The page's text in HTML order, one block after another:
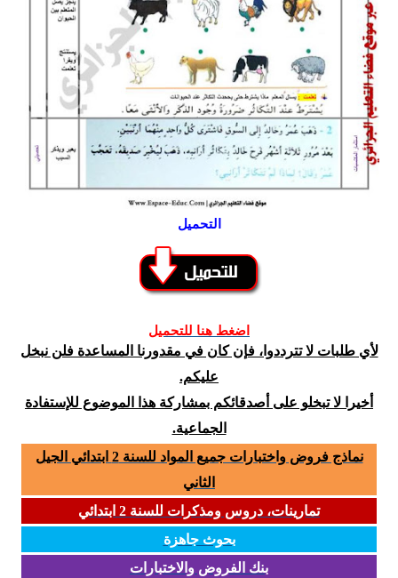
التحميل
اضغط هنا للتحميل
لأي طلبات لا تترددوا، فإن كان في مقدورنا المساعدة فلن نبخل
عليكم.
أخيرا لا تبخلو على أصدقائكم بمشاركة هذا الموضوع للإستفادة
الجماعية.
نماذج فروض واختبارات جميع المواد للسنة 2 ابتدائي الجيل
الثاني
تمارينات، دروس ومذكرات للسنة 2 ابتدائي
بحوث جاهزة
بنك الفروض والاختبارات